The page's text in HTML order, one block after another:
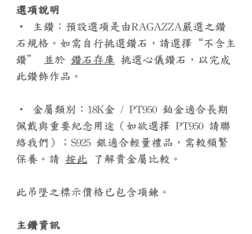
選項說明
‧ 主鑽：預設選項是由RAGAZZA嚴選之鑽
石規格。如需自行挑選鑽石，請選擇“不含主
鑽” 並於 鑽石存庫 挑選心儀鑽石，以完成
此鑽飾作品。
‧ 金屬類別：18K金 / PT950 鉑金適合長期
佩戴與重要紀念用途（如欲選擇 PT950 請聯
絡我們）；S925 銀適合輕量禮品，需較頻繁
保養。請 按此 了解貴金屬比較。
此吊墜之標示價格已包含項鍊。
主鑽資訊